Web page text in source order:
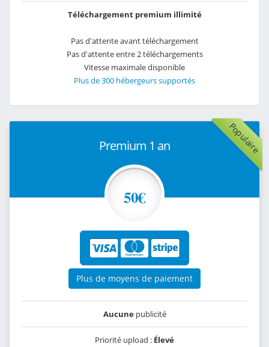
Téléchargement premium illimité
Pas d'attente avant téléchargement
Pas d'attente entre 2 téléchargements
Vitesse maximale disponible
Plus de 300 hébergeurs supportés
Populaire
Premium 1 an
50€
Plus de moyens de paiement
Aucunepublicité
Priorité upload : Élevé